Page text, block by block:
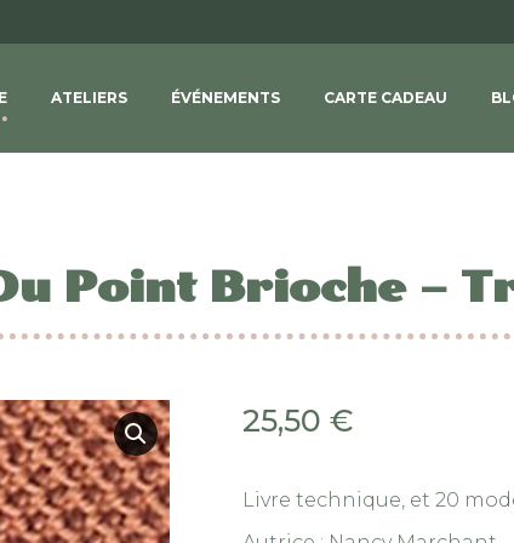
ATELIERS ÉVÉNEMENTS CARTE CADEAU
Point Brioche –
25,50 €
Livre technique, et 20